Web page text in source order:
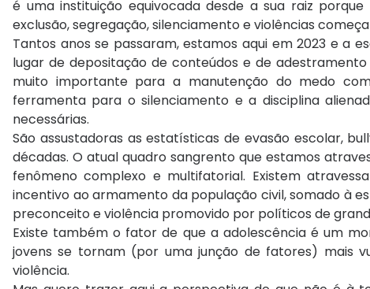
é uma instituição equivocada desde a sua raiz
exclusão, segregação, silenciamento e violências
Tantos anos se passaram, estamos aqui em 2023 e a
lugar de depositação de conteúdos e de
muito importante para a manutenção do medo
ferramenta para o silenciamento e a disciplina
necessárias.
São assustadoras as estatísticas de evasão escolar,
décadas. O atual quadro sangrento que estamos
fenômeno complexo e multifatorial. Existem
incentivo ao armamento da população civil, somado à
preconceito e violência promovido por políticos de
Existe também o fator de que a adolescência é um
jovens se tornam (por uma junção de fatores) mais
violência.